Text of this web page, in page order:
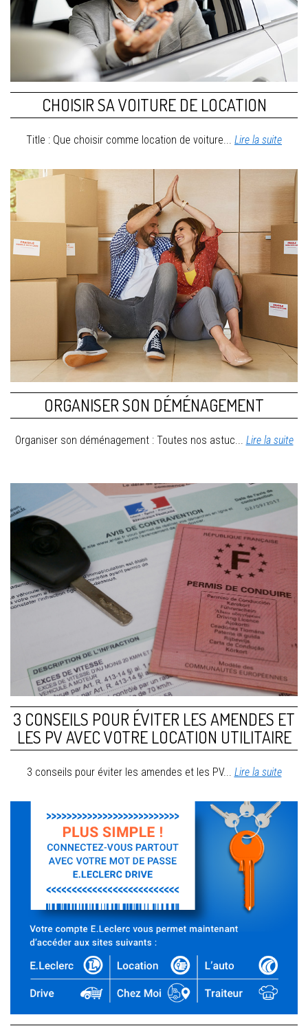
CHOISIR SA VOITURE DE LOCATION
Title : Que choisir comme location de voiture... Lire la suite
ORGANISER SON DÉMÉNAGEMENT
Organiser son déménagement : Toutes nos astuc... Lire la suite
3 CONSEILS POUR ÉVITER LES AMENDES ET
LES PV AVEC VOTRE LOCATION UTILITAIRE
3 conseils pour éviter les amendes et les PV... Lire la suite